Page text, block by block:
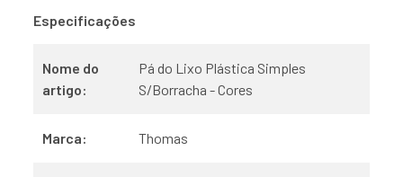
Especificações
Nome do
artigo:
Pá do Lixo Plástica Simples
S/Borracha - Cores
Marca: Thomas